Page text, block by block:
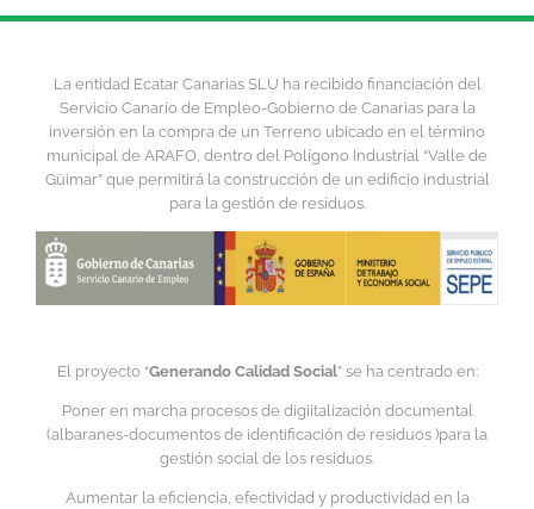
La entidad Ecatar Canarias SLU ha recibido financiación del
Servicio Canario de Empleo-Gobierno de Canarias para la
inversión en la compra de un Terreno ubicado en el término
municipal de ARAFO, dentro del Polígono Industrial “Valle de
Güimar” que permitirá la construcción de un edificio industrial
para la gestión de residuos.
El proyecto “Generando Calidad Social” se ha centrado en:
Poner en marcha procesos de digiitalización documental
(albaranes-documentos de identificación de residuos )para la
gestión social de los residuos.
Aumentar la eficiencia, efectividad y productividad en la